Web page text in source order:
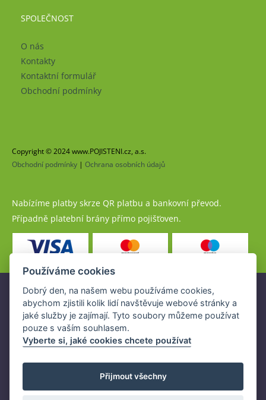
SPOLEČNOST
O nás
Kontakty
Kontaktní formulář
Obchodní podmínky
Copyright © 2024 www.POJISTENI.cz, a.s.
Obchodní podmínky | Ochrana osobních údajů
Nabízíme platby skrze QR platbu a bankovní převod.
Případně platební brány přímo pojišťoven.
Pojistné produkty jsou nabízeny společností
www.POJISTENI.cz, a.s. na základě platné licence České
národní banky (ČNB).
Licence ČNB umožňuje www.POJISTENI.cz, a.s. poskytovat
Používáme cookies
Dobrý den, na našem webu používáme cookies,
abychom zjistili kolik lidí navštěvuje webové stránky a
jaké služby je zajímají. Tyto soubory můžeme používat
pouze s vaším souhlasem.
Vyberte si, jaké cookies chcete používat
Přijmout všechny